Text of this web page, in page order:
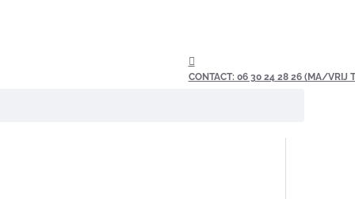
CONTACT: 06 30 24 28 26 (MA/VRIJ